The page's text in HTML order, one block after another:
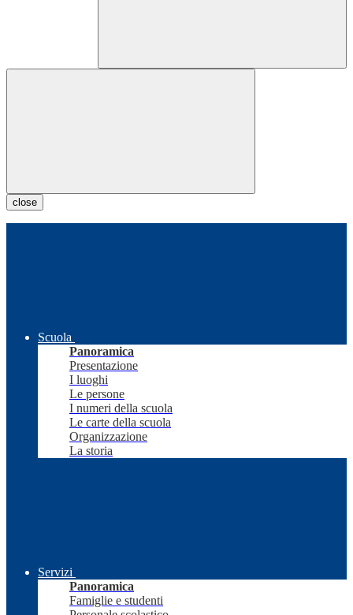
close
Scuola
Panoramica
Presentazione
I luoghi
Le persone
I numeri della scuola
Le carte della scuola
Organizzazione
La storia
Servizi
Panoramica
Famiglie e studenti